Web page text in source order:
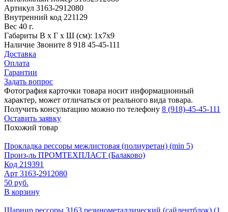
Артикул 3163-2912080
Внутренний код 221129
Вес 40 г.
Габариты В х Г х Ш (см): 1х7х9
Наличие Звоните 8 918 45-45-111
Доставка
Оплата
Гарантии
Задать вопрос
Фотография карточки товара носит информационный
характер, может отличаться от реального вида товара.
Получить консультацию можно по телефону 8 (918)-45-45-111
Оставить заявку
Похожий товар
Прокладка рессоры межлистовая (полиуретан) (min 5)
Произ-ль ПРОМТЕХПЛАСТ (Балаково)
Код 219391
Арт 3163-2912080
50 руб.
В корзину
Шарнир рессоры 3163 резинометаллический (сайлентблок) (1